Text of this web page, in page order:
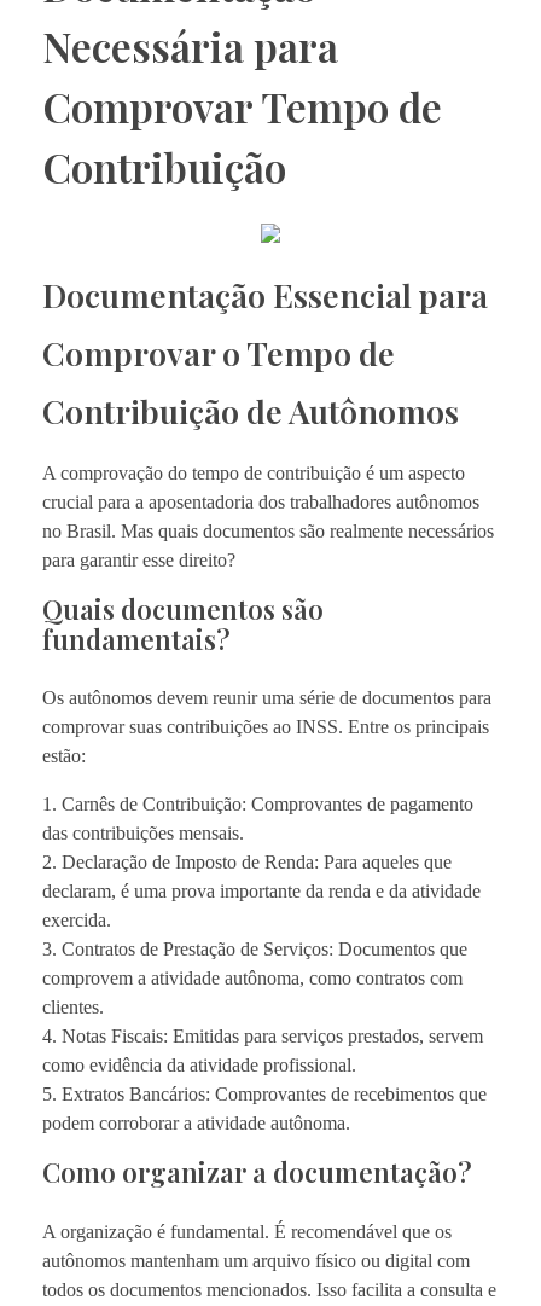
Necessária para
Comprovar Tempo de
Contribuição
Documentação Essencial para
Comprovar o Tempo de
Contribuição de Autônomos
A comprovação do tempo de contribuição é um aspecto
crucial para a aposentadoria dos trabalhadores autônomos
no Brasil. Mas quais documentos são realmente necessários
para garantir esse direito?
Quais documentos são
fundamentais?
Os autônomos devem reunir uma série de documentos para
comprovar suas contribuições ao INSS. Entre os principais
estão:
1. Carnês de Contribuição: Comprovantes de pagamento
das contribuições mensais.
2. Declaração de Imposto de Renda: Para aqueles que
declaram, é uma prova importante da renda e da atividade
exercida.
3. Contratos de Prestação de Serviços: Documentos que
comprovem a atividade autônoma, como contratos com
clientes.
4. Notas Fiscais: Emitidas para serviços prestados, servem
como evidência da atividade profissional.
5. Extratos Bancários: Comprovantes de recebimentos que
podem corroborar a atividade autônoma.
Como organizar a documentação?
A organização é fundamental. É recomendável que os
autônomos mantenham um arquivo físico ou digital com
todos os documentos mencionados. Isso facilita a consulta e